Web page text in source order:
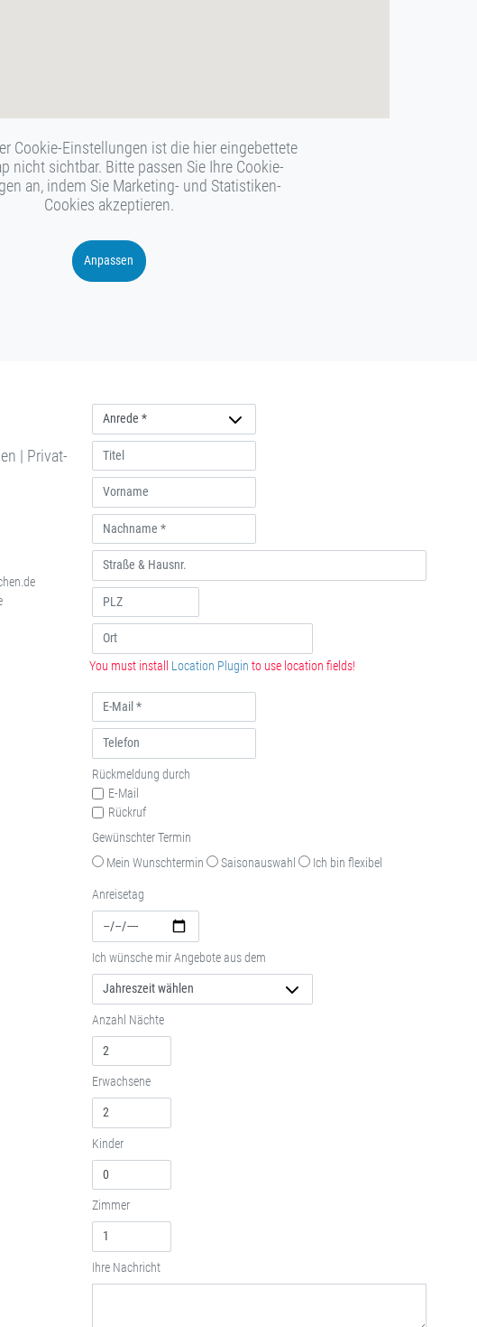
Cookie-Einstellungen ist die hier eingebettete
nicht sichtbar. Bitte passen Sie Ihre Cookie-
an, indem Sie Marketing- und Statistiken-
Cookies akzeptieren.
Anpassen
| Privat-
Anrede
You must install Location Plugin to use location fields!
Rückmeldung durch
E-Mail
Rückruf
Gewünschter Termin
Mein Wunschtermin
Saisonauswahl Ich bin flexibel
Anreisetag
Ich wünsche mir Angebote aus dem
Anzahl Nächte
Erwachsene
Kinder
Zimmer
Ihre Nachricht